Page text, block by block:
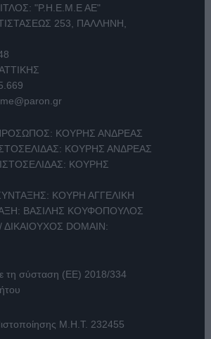
"Ρ.Η.Ε.Μ.Ε ΑΕ"
253, ΠΑΛΛΗΝΗ,
ΚΟΥΡΗΣ ΑΝΔΡΕΑΣ
ΚΟΥΡΗΣ ΑΝΔΡΕΑΣ
ΚΟΥΡΗΣ
ΚΟΥΡΗ ΑΓΓΕΛΙΚΗ
ΒΑΣΙΛΗΣ ΚΟΥΦΟΠΟΥΛΟΣ
ΔΙΚΑΙΟΥΧΟΣ DOMAIN:
τη σύσταση (ΕΕ) 2018/334
Μ.Η.Τ. 232455